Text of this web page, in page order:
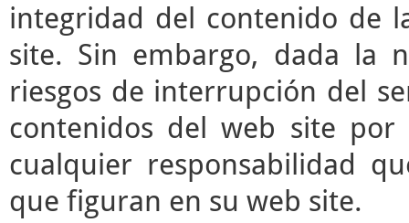
integridad del contenido de
site. Sin embargo, dada la
riesgos de interrupción del
contenidos del web site por
cualquier responsabilidad
que figuran en su web site.